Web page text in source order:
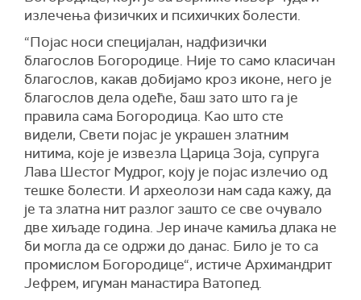
излечења физичких и психичких болести.
“Појас носи специјалан, надфизички
благослов Богородице. Није то само класичан
благослов, какав добијамо кроз иконе, него је
благослов дела одеће, баш зато што га је
правила сама Богородица. Као што сте
видели, Свети појас је украшен златним
нитима, које је извезла Царица Зоја, супруга
Лава Шестог Мудрог, коју је појас излечио од
тешке болести. И археолози нам сада кажу, да
је та златна нит разлог зашто се све очувало
две хиљаде година. Јер иначе камиља длака не
би могла да се одржи до данас. Било је то са
промислом Богородице“, истиче Архимандрит
Јефрем, игуман манастира Ватопед.